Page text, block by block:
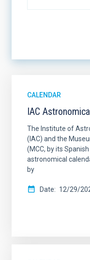
SORT BY
CALENDAR
IAC
The Institute of
(IAC) and the
(MCC, by its
astronomical
by
Date 12/29/